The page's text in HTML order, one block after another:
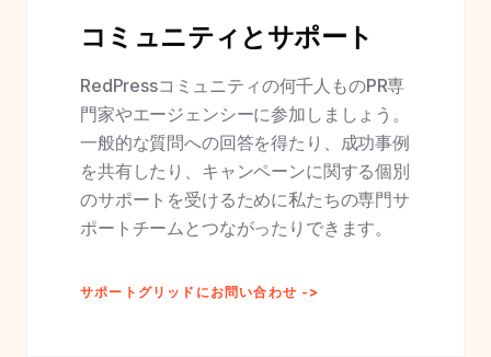
コミュニティとサポート
RedPressコミュニティの何千人ものPR専
門家やエージェンシーに参加しましょう。
一般的な質問への回答を得たり、成功事例
を共有したり、キャンペーンに関する個別
のサポートを受けるために私たちの専門サ
ポートチームとつながったりできます。
サポートグリッドにお問い合わせ ->